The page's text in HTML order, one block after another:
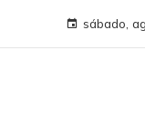
sábado,